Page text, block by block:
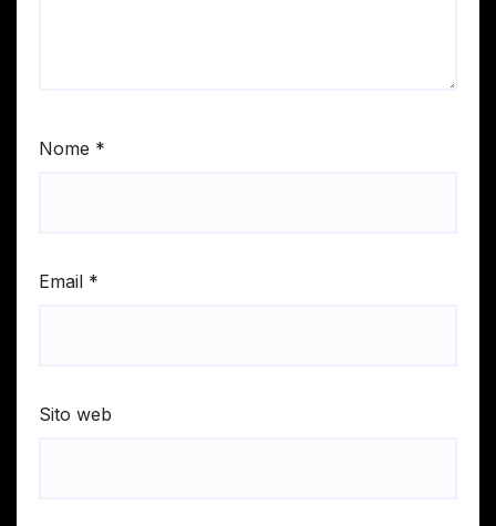
Nome *
Email *
Sito web